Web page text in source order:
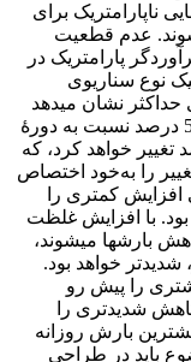
ناپارامتریک برای
عدم قطعیت
پارامتریک در
به تفکیک نوع سناریوی
حداکثر نشان می‏دهد
که شدت بارش‏های روزانه در سطح ریسک 50 درصد نسبت به دورۀ
بین 9/22- درصد تا 5/20 درصد تغییر خواهد کرد، که
را به‌خود اختصاص
کمتری را
با افزایش غلظت
بارش‏ها می‏شوند،
شدیدتر خواهد بود.
را پیش رو
شدیدتری را
بارش روزانه
باید در طراحی